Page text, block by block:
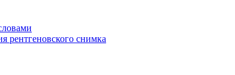
рентгеновского снимка